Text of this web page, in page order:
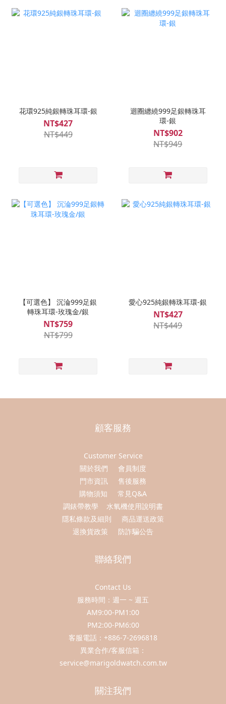
花環925純銀轉珠耳環-銀
NT$427
NT$449
迴圈纏繞999足銀轉珠耳
環-銀
NT$902
NT$949
【可選色】 沉淪999足銀
轉珠耳環-玫瑰金/銀
NT$759
NT$799
愛心925純銀轉珠耳環-銀
NT$427
NT$449
顧客服務
Customer Service
關於我們
會員制度
門市資訊
售後服務
購物須知
常見Q&A
調錶帶教學
水氧機使用說明書
隱私條款及細則
商品運送政策
退換貨政策
防詐騙公告
聯絡我們
Contact Us
服務時間：週一 ~ 週五
AM9:00-PM1:00
PM2:00-PM6:00
客服電話：+886-7-2696818
異業合作/客服信箱：
service@marigoldwatch.com.tw
關注我們